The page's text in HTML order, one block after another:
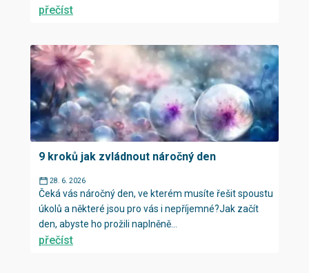
přečíst
9 kroků jak zvládnout náročný den
28. 6. 2026
Čeká vás náročný den, ve kterém musíte řešit spoustu
úkolů a některé jsou pro vás i nepříjemné?Jak začít
den, abyste ho prožili naplněně...
přečíst